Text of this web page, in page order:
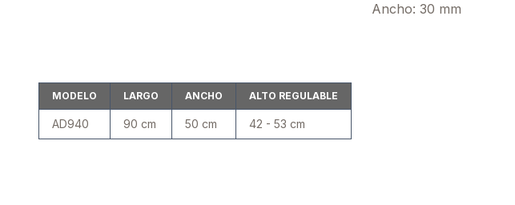
Ancho: 30 mm
MODELO LARGO ANCHO ALTO REGULABLE
AD940 90 cm 50 cm 42 - 53 cm